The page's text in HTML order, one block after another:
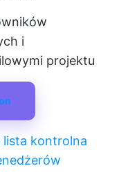
i
projektu
kontrolna